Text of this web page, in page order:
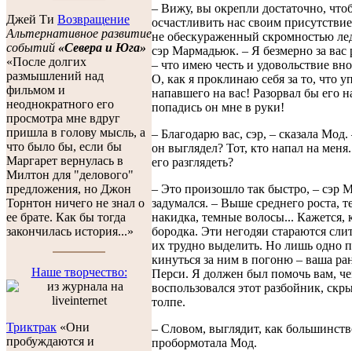
Джей Ти Возвращение
Альтернативное развитие
событий «Севера и Юга»
«После долгих
размышлений над
фильмом и
неоднократного его
просмотра мне вдруг
пришла в голову мысль, а
что было бы, если бы
Маргарет вернулась в
Милтон для "делового"
предложения, но Джон
Торнтон ничего не знал о
ее брате. Как бы тогда
закончилась история...»
Наше творчество:
Триктрак «Они
пробуждаются и
– Вижу, вы окрепли достаточно,
осчастливить нас своим
не обескураженный скромностью
сэр Мармадьюк. – Я безмерно за вас
– что имею честь и удовольствие
О, как я проклинаю себя за то, что
напавшего на вас! Разорвал бы его
попадись он мне в руки!
– Благодарю вас, сэр, – сказала
он выглядел? Тот, кто напал на
его разглядеть?
– Это произошло так быстро, – сэр
задумался. – Выше среднего роста,
накидка, темные волосы... Кажется,
бородка. Эти негодяи стараются
их трудно выделить. Но лишь одно
кинуться за ним в погоню – ваша
Перси. Я должен был помочь вам,
воспользовался этот разбойник,
толпе.
– Словом, выглядит, как
пробормотала Мод.